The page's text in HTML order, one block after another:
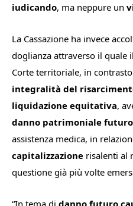
iudicando, ma neppure un
La Cassazione ha invece
doglianza attraverso il quale
Corte territoriale, in
integralità del
liquidazione equitativa,
danno patrimoniale futuro
assistenza medica, in
capitalizzazione risalenti al
questione già più volte
“In tema di danno futuro